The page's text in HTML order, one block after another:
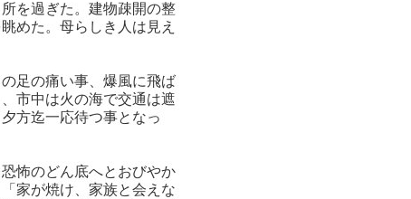
を過ぎた。建物疎開の整
めた。母らしき人は見え
足の痛い事、爆風に飛ば
市中は火の海で交通は遮
方迄一応待つ事となっ
怖のどん底へとおびやか
家が焼け、家族と会えな